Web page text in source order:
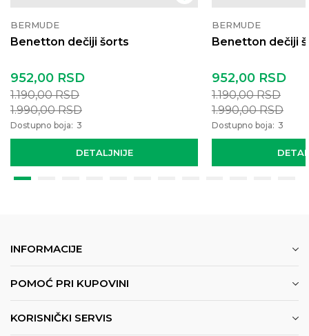
BERMUDE
Benetton dečiji šorts
DETALJNIJE
952,00 RSD
1.190,00RSD
1.990,00RSD
Dostupno boja: 3
BERMUDE
Benetton dečiji
952,00 RSD
1.190,00RSD
1.990,00RSD
Dostupno boja: 3
INFORMACIJE
POMOĆ PRI KUPOVINI
KORISNIČKI SERVIS